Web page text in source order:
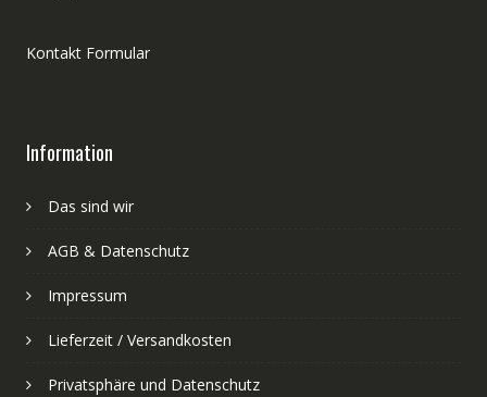
Kontakt Formular
Information
Das sind wir
AGB & Datenschutz
Impressum
Lieferzeit / Versandkosten
Privatsphäre und Datenschutz